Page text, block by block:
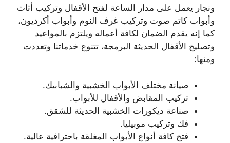
ونجار يعمل على مدار الساعة لفتح الأقفال وتركيب أثاث
وأبواب كاتم صوت وتركيب غرف النوم وأبواب أكرديون،
كما إنه يقدم الضمان لكافة أعماله ويلتزم بالمواعيد
وتصليح الأقفال الحديثة البرمجة، تتنوع خدماتنا وتعددت
ومنها:
صيانة مختلف الأبواب الخشبية والشبابيك.
تركيب المقابض والأقفال للأبواب.
صناعة ديكورات الخشبية الحديثة للشقق.
فك وتركيب موبيليا.
فتح كافة أنواع الأبواب المغلقة باحترافية عالية.